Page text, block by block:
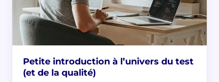
Petite introduction à l’univers du test
(et de la qualité)